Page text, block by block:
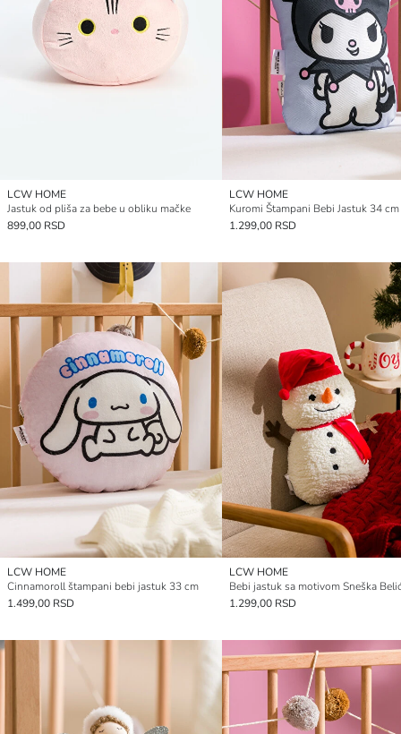
LCW HOME
Jastuk od pliša za bebe u obliku mačke
899,00 RSD
LCW HOME
Kuromi Štampani Bebi Jastuk 34 cm
1.299,00 RSD
LCW HOME
Cinnamoroll štampani bebi jastuk 33 cm
1.499,00 RSD
LCW HOME
1.299,00 RSD